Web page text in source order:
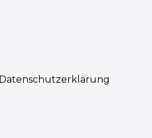
Daten­schutz­erklärung